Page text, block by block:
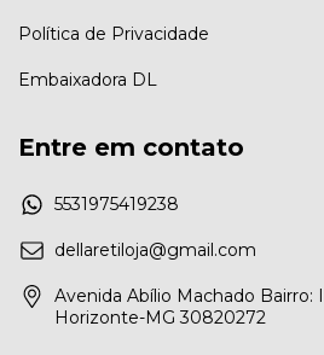
Política de Privacidade
Embaixadora DL
Entre em contato
5531975419238
dellaretiloja@gmail.com
Avenida Abílio Machado Bairro:
Horizonte-MG 30820272